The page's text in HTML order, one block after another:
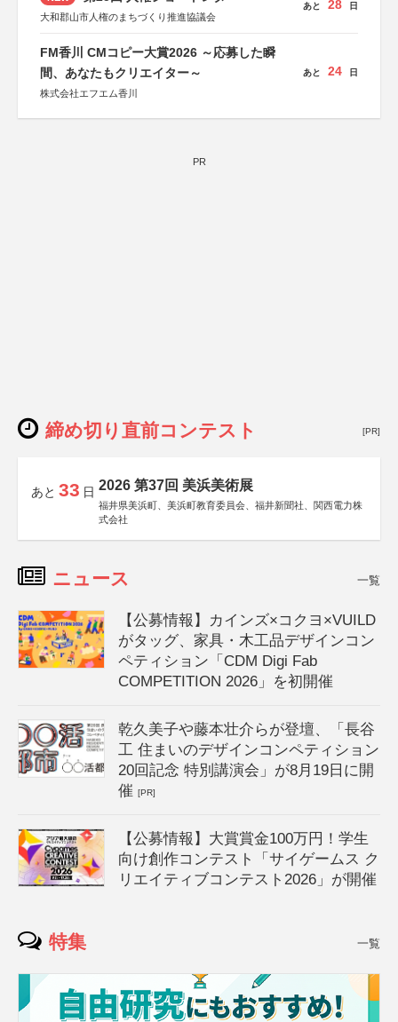
大和郡山市人権のまちづくり推進協議会
あと 28 日
FM香川 CMコピー大賞2026 ～応募した瞬
間、あなたもクリエイター～
株式会社エフエム香川
あと 24 日
PR
締め切り直前コンテスト [PR]
あと 33 日 2026 第37回 美浜美術展
福井県美浜町、美浜町教育委員会、福井新聞社、関西電力株
式会社
ニュース 一覧
【公募情報】カインズ×コクヨ×VUILD
がタッグ、家具・木工品デザインコン
ペティション「CDM Digi Fab
COMPETITION 2026」を初開催
乾久美子や藤本壮介らが登壇、「長谷
工 住まいのデザインコンペティション
20回記念 特別講演会」が8月19日に開
催[PR]
【公募情報】大賞賞金100万円！学生
向け創作コンテスト「サイゲームス ク
リエイティブコンテスト2026」が開催
特集 一覧